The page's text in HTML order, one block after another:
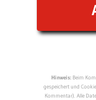
Hinweis:Beim
gespeichert und
Kommentar). Alle